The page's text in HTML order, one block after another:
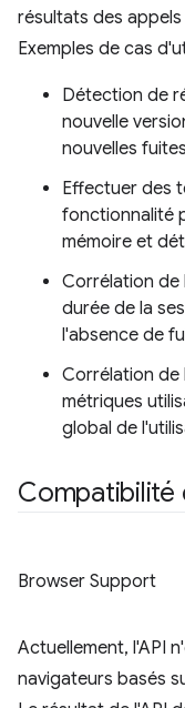
résultats des
Exemples de cas
Détection de
nouvelle
nouvelles
Effectuer des
fonctionnalité
mémoire et
Corrélation de
durée de la
l'absence de
Corrélation de
métriques
global de
Compatibilité
Browser Support
Actuellement, l'API
navigateurs basés